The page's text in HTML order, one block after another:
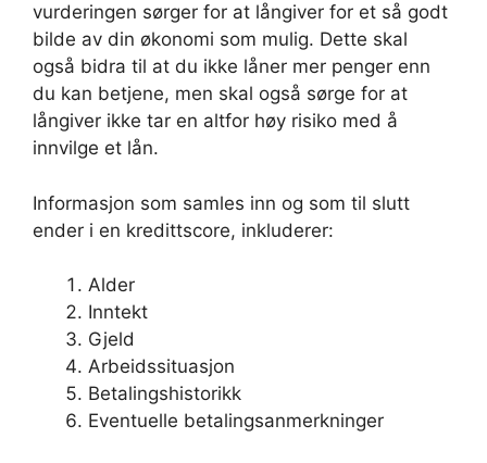
vurderingen sørger for at långiver for et så godt
bilde av din økonomi som mulig. Dette skal
også bidra til at du ikke låner mer penger enn
du kan betjene, men skal også sørge for at
långiver ikke tar en altfor høy risiko med å
innvilge et lån.
Informasjon som samles inn og som til slutt
ender i en kredittscore, inkluderer:
Alder
Inntekt
Gjeld
Arbeidssituasjon
Betalingshistorikk
Eventuelle betalingsanmerkninger